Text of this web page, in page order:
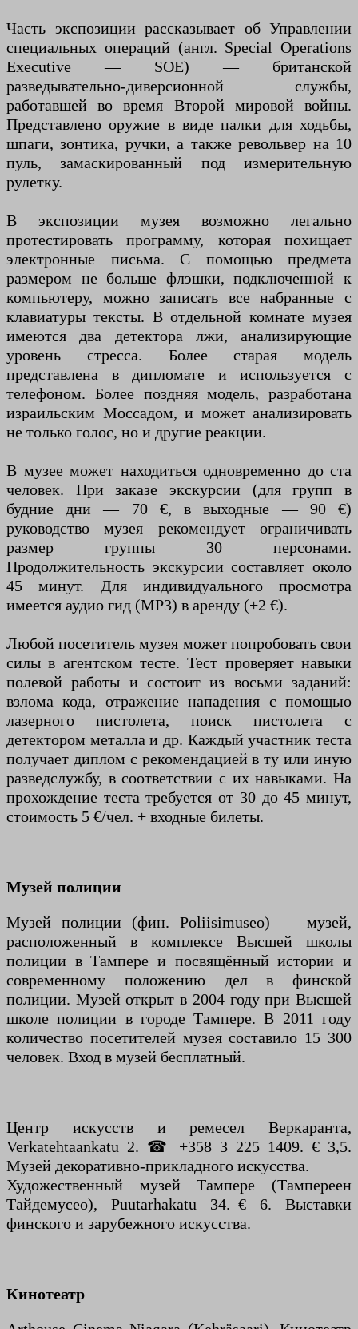
Часть экспозиции рассказывает об Управлении
специальных операций (англ. Special Operations
Executive — SOE) — британской
разведывательно-диверсионной службы,
работавшей во время Второй мировой войны.
Представлено оружие в виде палки для ходьбы,
шпаги, зонтика, ручки, а также револьвер на 10
пуль, замаскированный под измерительную
рулетку.
В экспозиции музея возможно легально
протестировать программу, которая похищает
электронные письма. С помощью предмета
размером не больше флэшки, подключенной к
компьютеру, можно записать все набранные с
клавиатуры тексты. В отдельной комнате музея
имеются два детектора лжи, анализирующие
уровень стресса. Более старая модель
представлена в дипломате и используется с
телефоном. Более поздняя модель, разработана
израильским Моссадом, и может анализировать
не только голос, но и другие реакции.
В музее может находиться одновременно до ста
человек. При заказе экскурсии (для групп в
будние дни — 70 €, в выходные — 90 €)
руководство музея рекомендует ограничивать
размер группы 30 персонами.
Продолжительность экскурсии составляет около
45 минут. Для индивидуального просмотра
имеется аудио гид (MP3) в аренду (+2 €).
Любой посетитель музея может попробовать свои
силы в агентском тесте. Тест проверяет навыки
полевой работы и состоит из восьми заданий:
взлома кода, отражение нападения с помощью
лазерного пистолета, поиск пистолета с
детектором металла и др. Каждый участник теста
получает диплом с рекомендацией в ту или иную
разведслужбу, в соответствии с их навыками. На
прохождение теста требуется от 30 до 45 минут,
стоимость 5 €/чел. + входные билеты.
Музей полиции
Музей полиции (фин. Poliisimuseo) — музей,
расположенный в комплексе Высшей школы
полиции в Тампере и посвящённый истории и
современному положению дел в финской
полиции. Музей открыт в 2004 году при Высшей
школе полиции в городе Тампере. В 2011 году
количество посетителей музея составило 15 300
человек. Вход в музей бесплатный.
Центр искусств и ремесел Веркаранта,
Verkatehtaankatu 2. ☎ +358 3 225 1409. € 3,5.
Музей декоративно-прикладного искусства.
Художественный музей Тампере (Тампереен
Тайдемусео), Puutarhakatu 34. € 6. Выставки
финского и зарубежного искусства.
Кинотеатр